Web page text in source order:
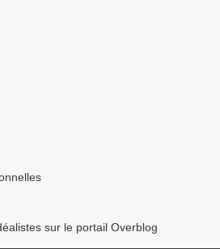
sur le portail Overblog